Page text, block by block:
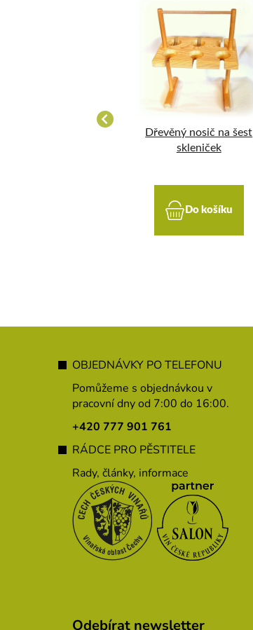
Dřevěný nosič na šest
skleniček
Do košíku
OBJEDNÁVKY PO TELEFONU
Pomůžeme s objednávkou v
pracovní dny od 7:00 do 16:00.
+420 777 901 761
RÁDCE PRO PĚSTITELE
Rady, články, informace
Odebírat newsletter